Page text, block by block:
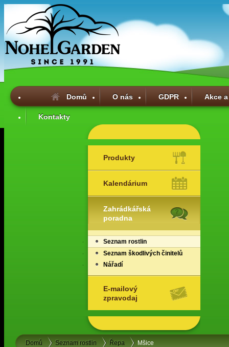
Domů O nás GDPR Akce
Kontakty
Produkty
Kalendárium
Zahrádkářská
poradna
Seznam rostlin
Seznam škodlivých činitelů
Nářadí
E-mailový
zpravodaj
Domů Seznam rostlin Řepa Mšice